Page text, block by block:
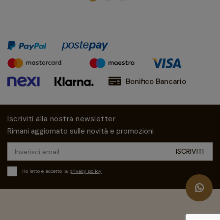
Bonifico Bancario
Iscriviti alla nostra newsletter
Rimani aggiornato sulle novità e promozioni
Ho letto e accetto la privacy policy